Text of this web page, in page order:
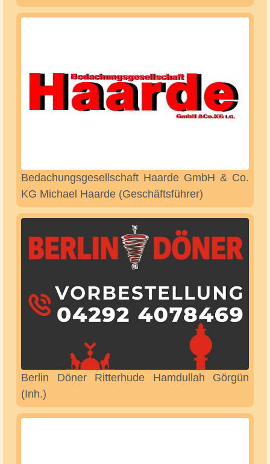
Atladan Raumgestaltung & Reinigung Sadun
Ausflugsziele im Landkreis Osterholz und
Umgebung